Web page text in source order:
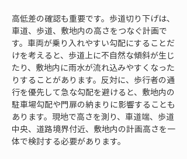
高低差の確認も重要です。歩道切り下げは、
車道、歩道、敷地内の高さをつなぐ計画で
す。車両が乗り入れやすい勾配にすることだ
けを考えると、歩道上に不自然な傾斜が生じ
たり、敷地内に雨水が流れ込みやすくなった
りすることがあります。反対に、歩行者の通
行を優先して急な勾配を避けると、敷地内の
駐車場勾配や門扉の納まりに影響することも
あります。現地で高さを測り、車道端、歩道
中央、道路境界付近、敷地内の計画高さを一
体で検討する必要があります。